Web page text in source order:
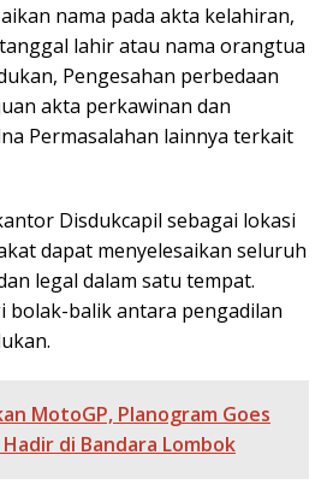
nama pada akta kelahiran,
lahir atau nama orangtua
Pengesahan perbedaan
akta perkawinan dan
Permasalahan lainnya terkait
Disdukcapil sebagai lokasi
dapat menyelesaikan seluruh
legal dalam satu tempat.
bolak-balik antara pengadilan
MotoGP, Planogram Goes
di Bandara Lombok